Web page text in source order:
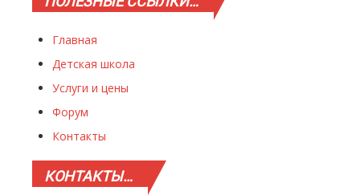
Главная
Детская школа
Услуги и цены
Форум
Контакты
КОНТАКТЫ…